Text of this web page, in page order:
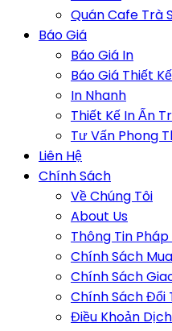
Quán Cafe Trà
Báo Giá
Báo Giá In
Báo Giá Thiết Kế
In Nhanh
Thiết Kế In Ấn
Tư Vấn Phong
Liên Hệ
Chính Sách
Về Chúng Tôi
About Us
Thông Tin Pháp
Chính Sách
Chính Sách
Chính Sách Đổi
Điều Khoản